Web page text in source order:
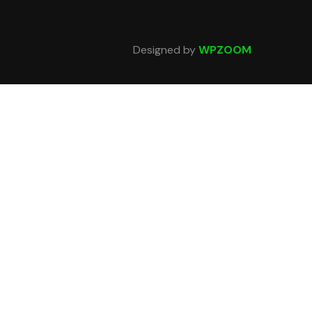
Designed byWPZOOM